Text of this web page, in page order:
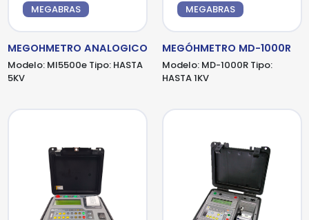
MEGABRAS
MEGOHMETRO ANALOGICO
Modelo: MI5500eTipo: HASTA
5KV
MEGABRAS
MEGÓHMETRO MD-1000R
Modelo: MD-1000RTipo:
HASTA 1KV